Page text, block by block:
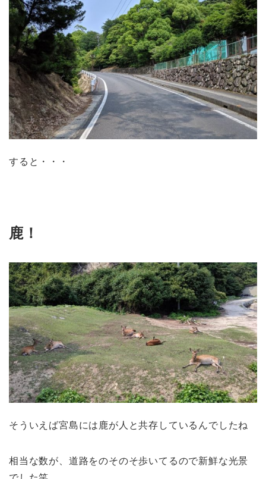
すると・・・
鹿！
そういえば宮島には鹿が人と共存しているんでしたね
相当な数が、道路をのそのそ歩いてるので新鮮な光景